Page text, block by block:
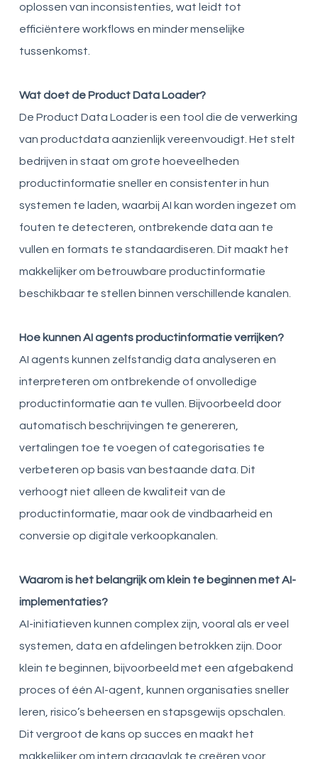
oplossen van inconsistenties, wat leidt tot
efficiëntere workflows en minder menselijke
tussenkomst.
Wat doet de Product Data Loader?
De Product Data Loader is een tool die de verwerking
van productdata aanzienlijk vereenvoudigt. Het stelt
bedrijven in staat om grote hoeveelheden
productinformatie sneller en consistenter in hun
systemen te laden, waarbij AI kan worden ingezet om
fouten te detecteren, ontbrekende data aan te
vullen en formats te standaardiseren. Dit maakt het
makkelijker om betrouwbare productinformatie
beschikbaar te stellen binnen verschillende kanalen.
Hoe kunnen AI agents productinformatie verrijken?
AI agents kunnen zelfstandig data analyseren en
interpreteren om ontbrekende of onvolledige
productinformatie aan te vullen. Bijvoorbeeld door
automatisch beschrijvingen te genereren,
vertalingen toe te voegen of categorisaties te
verbeteren op basis van bestaande data. Dit
verhoogt niet alleen de kwaliteit van de
productinformatie, maar ook de vindbaarheid en
conversie op digitale verkoopkanalen.
Waarom is het belangrijk om klein te beginnen met AI-
implementaties?
AI-initiatieven kunnen complex zijn, vooral als er veel
systemen, data en afdelingen betrokken zijn. Door
klein te beginnen, bijvoorbeeld met een afgebakend
proces of één AI-agent, kunnen organisaties sneller
leren, risico’s beheersen en stapsgewijs opschalen.
Dit vergroot de kans op succes en maakt het
makkelijker om intern draagvlak te creëren voor